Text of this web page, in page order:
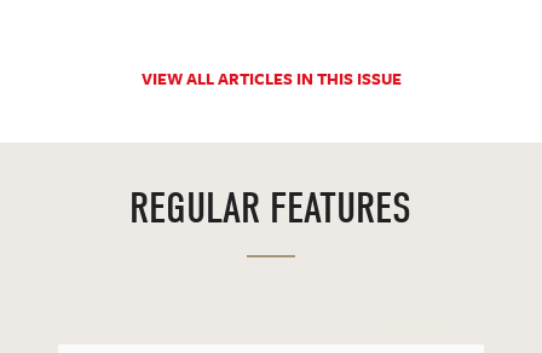
VIEW ALL ARTICLES IN THIS ISSUE
REGULAR FEATURES